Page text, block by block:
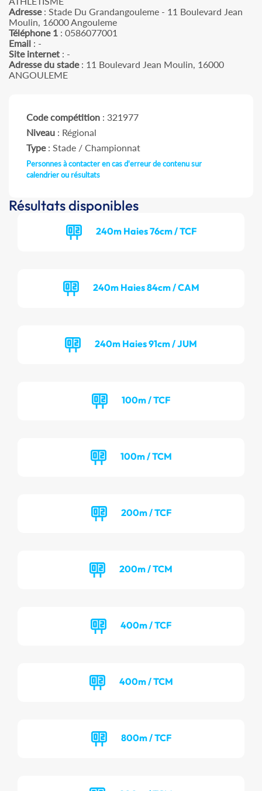
Adresse: Stade Du Grandangouleme - 11 Boulevard Jean
Moulin, 16000 Angouleme
Téléphone 1 : 0586077001
Email : -
Site internet : -
Adresse du stade: 11 Boulevard Jean Moulin, 16000
ANGOULEME
Code compétition : 321977
Niveau : Régional
Type: Stade / Championnat
Personnes à contacter en cas d'erreur de contenu sur
calendrier ou résultats
Résultats disponibles
240m Haies 76cm / TCF
240m Haies 84cm / CAM
240m Haies 91cm / JUM
100m / TCF
100m / TCM
200m / TCF
200m / TCM
400m / TCF
400m / TCM
800m / TCF